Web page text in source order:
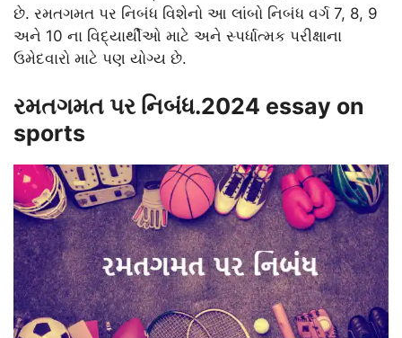
છે. રમતગમત પર નિબંધ વિશેનો આ લાંબો નિબંધ વર્ગ 7, 8, 9
અને 10 ના વિદ્યાર્થીઓ માટે અને સ્પર્ધાત્મક પરીક્ષાના
ઉમેદવારો માટે પણ યોગ્ય છે.
રમતગમત પર નિબંધ.2024 essay on
sports